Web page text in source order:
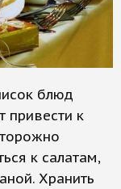
блюд
привести к
к салатам,
Хранить